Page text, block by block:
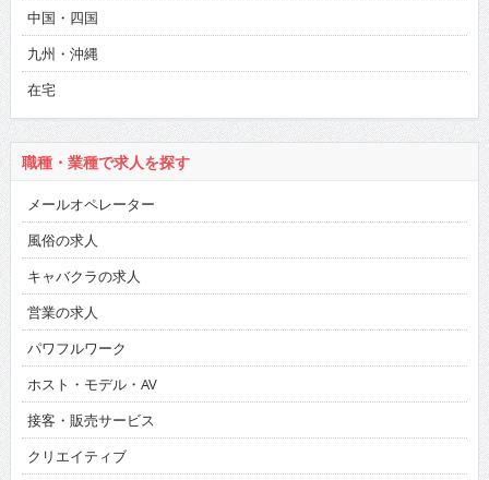
中国・四国
九州・沖縄
在宅
職種・業種で求人を探す
メールオペレーター
風俗の求人
キャバクラの求人
営業の求人
パワフルワーク
ホスト・モデル・AV
接客・販売サービス
クリエイティブ